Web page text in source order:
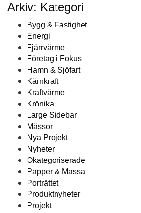
Arkiv: Kategori
Bygg & Fastighet
Energi
Fjärrvärme
Företag i Fokus
Hamn & Sjöfart
Kärnkraft
Kraftvärme
Krönika
Large Sidebar
Mässor
Nya Projekt
Nyheter
Okategoriserade
Papper & Massa
Porträttet
Produktnyheter
Projekt